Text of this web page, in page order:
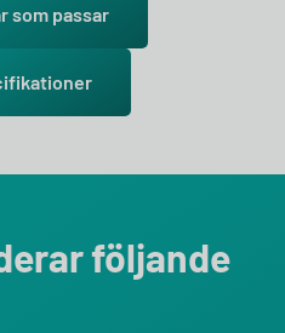
som passar
följande